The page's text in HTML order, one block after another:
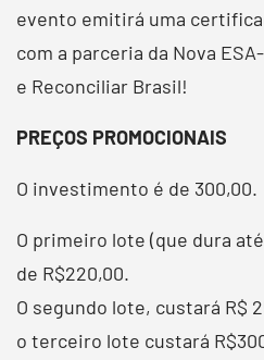
evento emitirá uma
com a parceria da Nova
e Reconciliar Brasil!
PREÇOS PROMOCIONAIS
O investimento é de 300,00.
O primeiro lote (que dura
de R$220,00.
O segundo lote, custará R$
o terceiro lote custará